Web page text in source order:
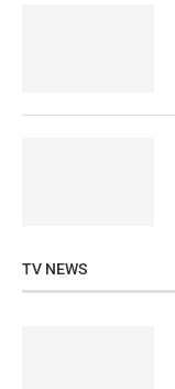
TV NEWS